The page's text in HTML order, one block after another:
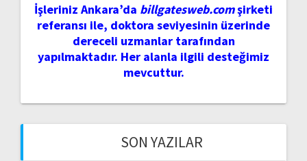
İşleriniz Ankara’da billgatesweb.comşirketi
referansı ile, doktora seviyesinin üzerinde
dereceli uzmanlar tarafından
yapılmaktadır. Her alanla ilgili desteğimiz
mevcuttur.
SON YAZILAR